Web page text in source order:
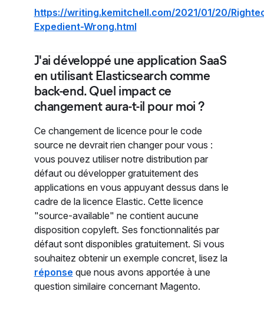
https://writing.kemitchell.com/2021/01/20/
Expedient-Wrong.html
J'ai développé une application SaaS
en utilisant Elasticsearch comme
back-end. Quel impact ce
changement aura-t-il pour moi ?
Ce changement de licence pour le code
source ne devrait rien changer pour vous :
vous pouvez utiliser notre distribution par
défaut ou développer gratuitement des
applications en vous appuyant dessus dans le
cadre de la licence Elastic. Cette licence
"source-available" ne contient aucune
disposition copyleft. Ses fonctionnalités par
défaut sont disponibles gratuitement. Si vous
souhaitez obtenir un exemple concret, lisez la
réponse que nous avons apportée à une
question similaire concernant Magento.